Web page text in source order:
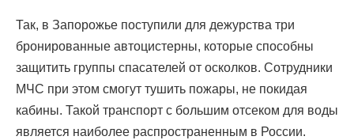
Так, в Запорожье поступили для дежурства три
бронированные автоцистерны, которые способны
защитить группы спасателей от осколков. Сотрудники
МЧС при этом смогут тушить пожары, не покидая
кабины. Такой транспорт с большим отсеком для воды
является наиболее распространенным в России.